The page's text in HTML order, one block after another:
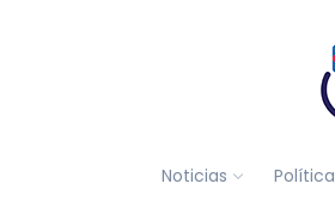
Noticias Política